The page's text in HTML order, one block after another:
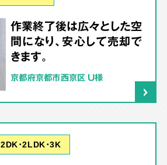
作業終了後は広々とした空
間になり、安心して売却で
きます。
京都府京都市西京区 U様
2DK･2LDK･3K